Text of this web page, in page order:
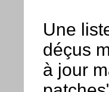
Une
déçus
à jour